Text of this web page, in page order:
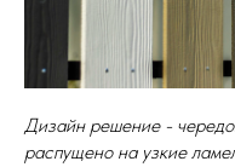
Дизайн решение -
распущено на узкие